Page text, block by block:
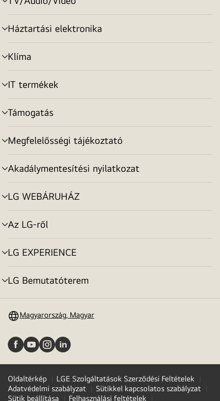
menu
toggle
Háztartási elektronika
menu
toggle
Klíma
menu
toggle
IT termékek
menu
toggle
Támogatás
menu
toggle
Megfelelősségi tájékoztató
menu
toggle
Akadálymentesítési nyilatkozat
menu
toggle
LG WEBÁRUHÁZ
menu
toggle
Az LG-ről
menu
toggle
LG EXPERIENCE
menu
toggle
LG Bemutatóterem
menu
Magyarország, Magyar
Oldaltérkép
LGE Szolgáltatások Szerződési Feltételek
Adatvédelmi szabályzat
Sütikkel kapcsolatos szabályzat
Sütik beállítása
Felhasználási feltételek